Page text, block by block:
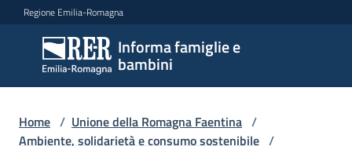
Vai al contenuto
Vai alla navigazione
Vai al footer
Regione Emilia-Romagna
Informa famiglie e
bambini
Informa
famiglie
e
bambini
Home / Unione della Romagna Faentina /
Ambiente, solidarietà e consumo sostenibile /